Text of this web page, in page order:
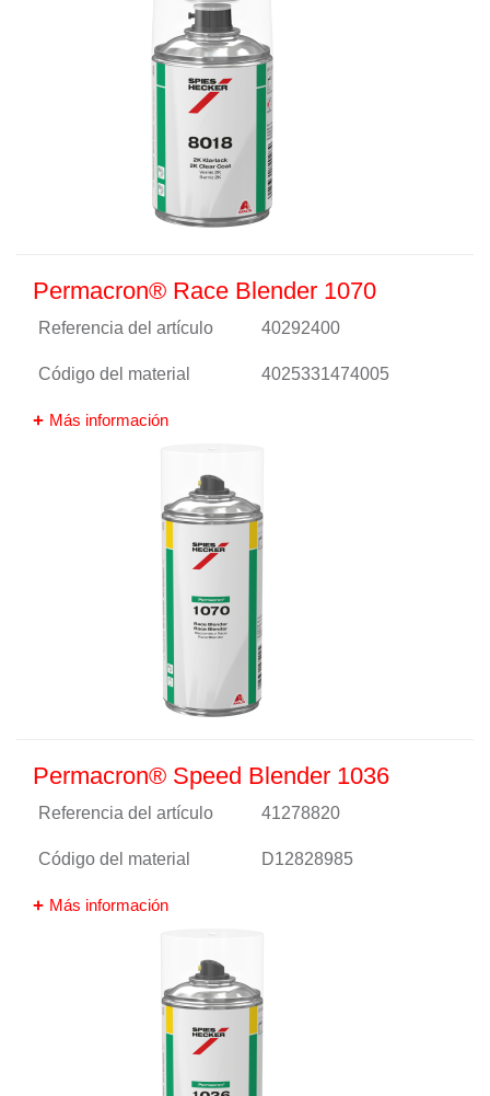
Permacron® Race Blender 1070
Referencia del artículo 40292400
Código del material 4025331474005
Más información
Permacron® Speed Blender 1036
Referencia del artículo 41278820
Código del material D12828985
Más información